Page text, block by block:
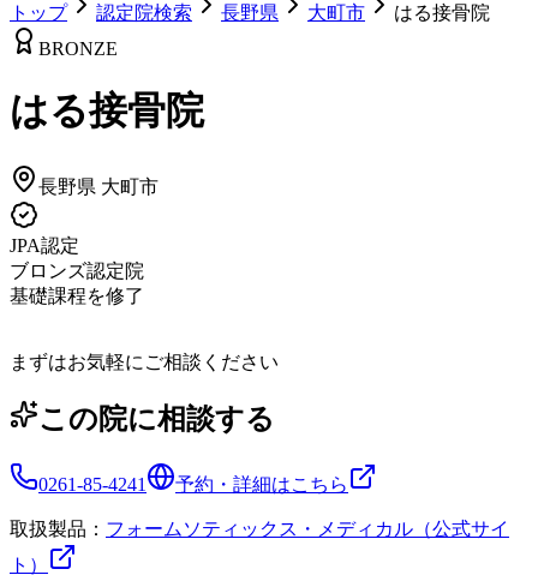
トップ 認定院検索 長野県 大町市
はる接骨院
BRONZE
はる接骨院
長野県 大町市
JPA認定
ブロンズ認定院
基礎課程を修了
まずはお気軽にご相談ください
この院に相談する
0261-85-4241 予約・詳細はこちら
取扱製品： フォームソティックス・メディカル（公式サイ
ト）